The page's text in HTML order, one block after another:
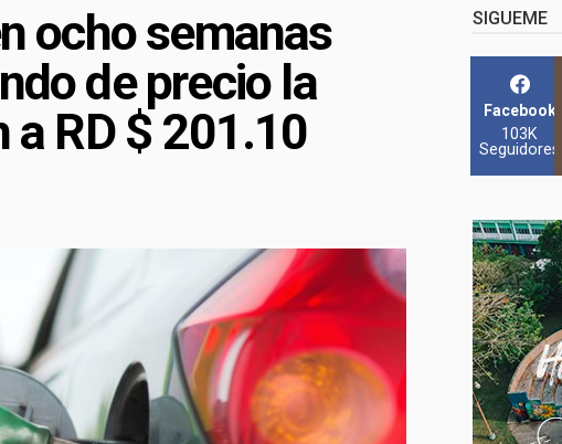
ocho semanas
de precio la
RD $ 201.10
SIGUEME
Facebook
103K
Seguidores